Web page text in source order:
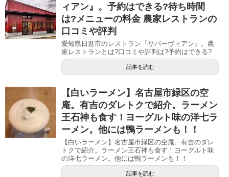
ィアン』。予約はできる?待ち時間
は?メニューの料金 農家レストランの
口コミや評判
愛知県日進市のレストラン『サバーヴィアン』。農
家レストランとは?口コミや評判は?予約はできる?
記事を読む
【白いラーメン】名古屋市緑区の空
庵。有吉のダレトクで紹介。ラーメン
王石神も食す！ヨーグルト味の洋七ラ
ーメン。他には鴨ラーメンも！！
【白いラーメン】名古屋市緑区の空庵。有吉のダレ
トクで紹介。ラーメン王石神も食す！ヨーグルト味
の洋七ラーメン。他には鴨ラーメンも！！
記事を読む